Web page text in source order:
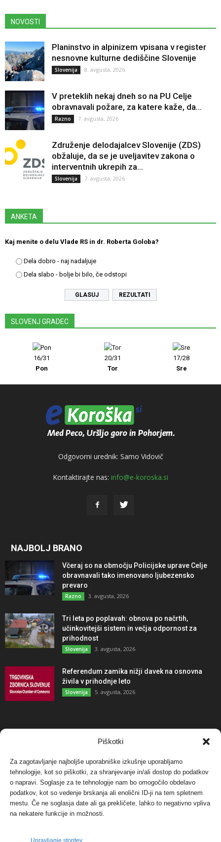
Piškotki
Za zagotavljanje najboljše uporabniške izkušnje uporabljamo
tehnologije, kot so piškotki, za shranjevanje in/ali dostop do podatkov
o napravi. Soglasje za te tehnologije nam bo omogočilo obdelavo
podatkov, kot so vedenje brskanja ali enolični ID-ji na tem spletnem
mestu. Če ne soglasja date ali ga prekličete, lahko to negativno vpliva
na nekatere funkcije in možnosti.
Upravljanje storitev
NOVOSTI
Planinstvo in alpinizem vpisana v register
nesnovne kulturne dediščine Slovenije
Slovenija 8. avgusta, 2026
V preteklih nekaj dneh so na PU Celje
obravnavali požare, za katere kaže, da...
Razno 7. avgusta, 2026
Združenje delodajalcev Slovenije (ZDS)
obžaluje, da se je uveljavitev zakona o
interventnih ukrepih za...
Slovenija 7. avgusta, 2026
ANKETA
Kaj menite o delu Vlade RS in dr. Roberta Goloba?
Dela dobro - naj nadaljuje
Dela slabo - bolje bi bilo, če odstopi
REZULTATI
SLOVENJ GRADEC
16/31
Pon
20/31
Tor
17/28
Sre
Odgovorni urednik: Samo Vidovič
Kontaktirajte nas: info@e-koroska.si
NAJBOLJ BRANO
Včeraj so na območju Policijske uprave Celje
obravnavali tako imenovano ljubezensko
prevaro
Razno 3. avgusta, 2026
Tri leta po poplavah: obnova po načrtih,
učinkovitejši sistem in večja odpornost za
prihodnost
Slovenija 3. avgusta, 2026
Referendum zamika nižji davek na osnovna
živila v prihodnje leto
Slovenija 5. avgusta, 2026
NAJBOLJ KOMENTIRANO
Protest proti vetrnim elektrarnam na Ojstrici, v
svetu pa vedno bolj...
Dogodki 12. maja, 2017
Tožilstvo v Celovcu v korist elektrarnam
Verbund